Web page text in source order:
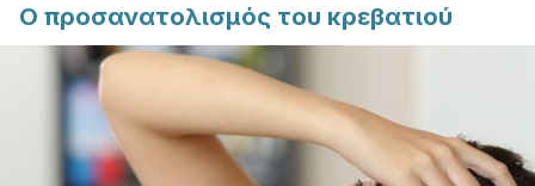
Ο προσανατολισμός του κρεβατιού